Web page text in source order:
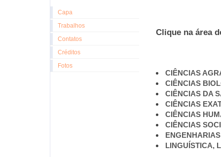
Capa
Trabalhos
Contatos
Créditos
Fotos
Clique na área
CIÊNCIAS
CIÊNCIAS
CIÊNCIAS DA
CIÊNCIAS
CIÊNCIAS
CIÊNCIAS
ENGENHARIAS
LINGUÍSTICA,